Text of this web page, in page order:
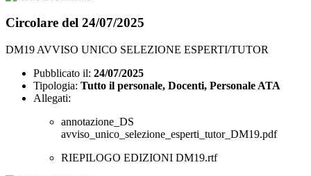
Circolare del 24/07/2025
DM19 AVVISO UNICO SELEZIONE ESPERTI/TUTOR
Pubblicato il: 24/07/2025
Tipologia: Tutto il personale, Docenti, Personale ATA
Allegati:
annotazione_DS
avviso_unico_selezione_esperti_tutor_DM19.pdf
RIEPILOGO EDIZIONI DM19.rtf